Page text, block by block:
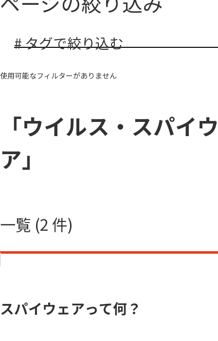
# タグで絞り込む
使用可能なフィルターがありません
「ウイルス・スパイ
ア」
一覧 (2 件)
スパイウェアって何？